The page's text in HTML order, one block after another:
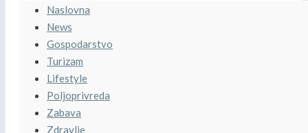
Naslovna
News
Gospodarstvo
Turizam
Lifestyle
Poljoprivreda
Zabava
Zdravlje